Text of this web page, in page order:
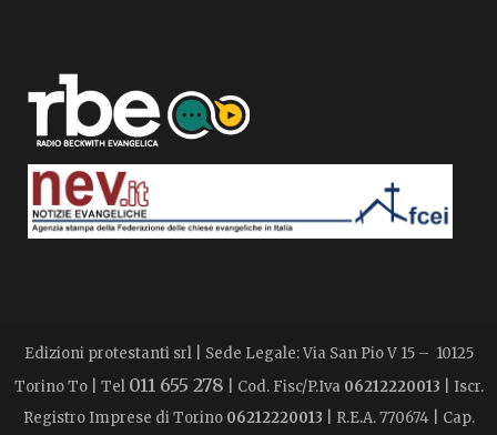
Edizioni protestanti srl | Sede Legale: Via San Pio V 15 – 10125
Torino To | Tel 011 655 278 | Cod. Fisc/P.Iva 06212220013 | Iscr.
Registro Imprese di Torino 06212220013 | R.E.A. 770674 | Cap.